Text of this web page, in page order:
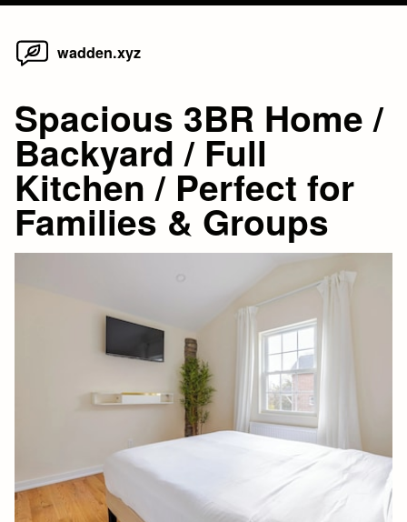
Skip
wadden.xyz
Spacious 3BR Home /
Backyard / Full
Kitchen / Perfect for
Families & Groups